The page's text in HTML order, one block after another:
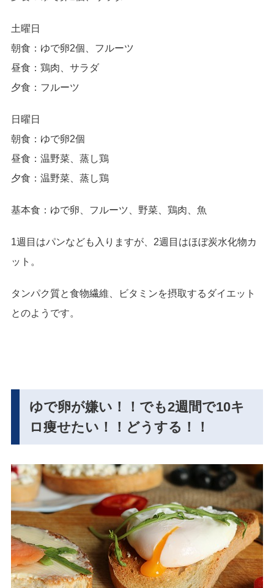
土曜日
朝食：ゆで卵2個、フルーツ
昼食：鶏肉、サラダ
夕食：フルーツ
日曜日
朝食：ゆで卵2個
昼食：温野菜、蒸し鶏
夕食：温野菜、蒸し鶏
基本食：ゆで卵、フルーツ、野菜、鶏肉、魚
1週目はパンなども入りますが、2週目はほぼ炭水化物カ
ット。
タンパク質と食物繊維、ビタミンを摂取するダイエット
とのようです。
ゆで卵が嫌い！！でも2週間で10キ
ロ痩せたい！！どうする！！